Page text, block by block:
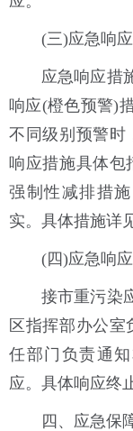
(三)应急响应
应急响应措施
响应(橙色预警)
不同级别预警时
响应措施具体包
强制性减排措
实。具体措施详
(四)应急响应
接市重污染应
区指挥部办公室
任部门负责通
应。具体响应终
四、应急保